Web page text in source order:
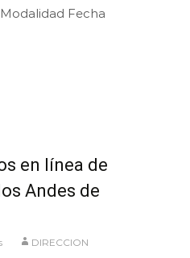
Modalidad Fecha
en línea de
Andes de
DIRECCION